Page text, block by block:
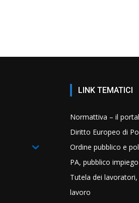
LINK TEMATICI
Normattiva – il
Diritto Europeo di
Ordine pubblico e
PA, pubblico
Tutela dei
lavoro